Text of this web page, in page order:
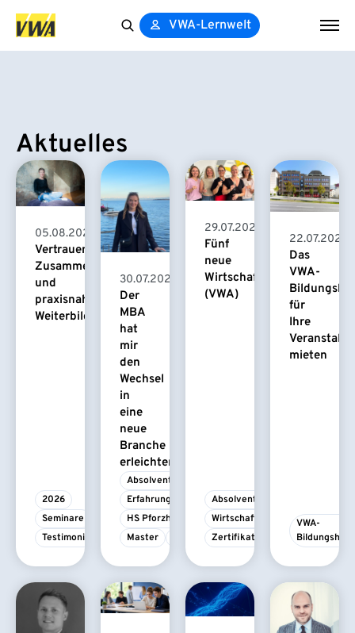
VWA-Lernwelt
Aktuelles
05.08.2026
Vertrauensvolle
Zusammenarbeit
und
praxisnahe
Weiterbildung
2026
Seminare
Testimonial
30.07.2026
Der
MBA
hat
mir
den
Wechsel
in
eine
neue
Branche
erleichtert
Absolvent/-in
Erfahrungsbericht
HS Pforzheim
Master
29.07.2026
Fünf
neue
Wirtschaftspsychologinnen
(VWA)
Absolvent/-in
Wirtschaftspsychologie
Zertifikatskurs
22.07.2026
Das
VWA-
für
Ihre
mieten
VWA-
Bildungshaus